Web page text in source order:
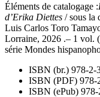
Éléments de catalogage :
d’Erika Diettes / sous la
Luis Carlos Toro
Lorraine, 2026 .– 1 vol.
série Mondes
ISBN (br.) 978-2-
ISBN (PDF) 978-
ISBN (ePub)